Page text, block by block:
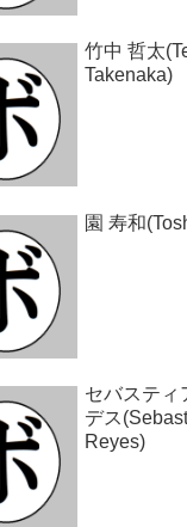
竹中 哲太
Takenaka)
園 寿和
セバスティ
デス
Reyes)